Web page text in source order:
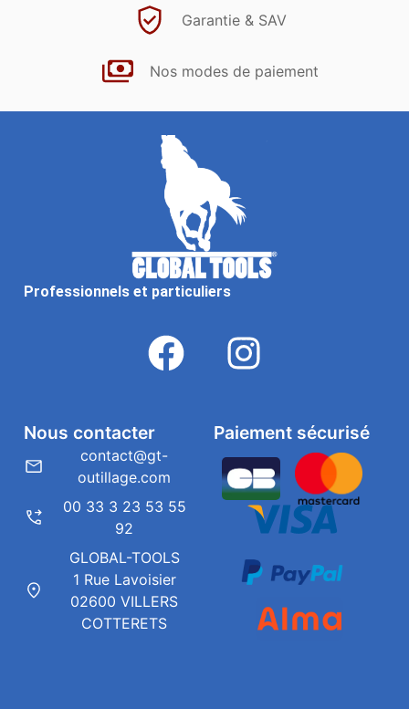
Garantie & SAV
Nos modes de paiement
Professionnels et particuliers
Paiement sécurisé
Nous contacter
contact@gt-
outillage.com
00 33 3 23 53 55
92
GLOBAL-TOOLS
1 Rue Lavoisier
02600 VILLERS
COTTERETS